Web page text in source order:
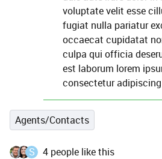
voluptate velit esse
fugiat nulla pariatur
occaecat cupidatat
culpa qui officia
est laborum lorem
consectetur
Agents/Contacts
S 4 people like this